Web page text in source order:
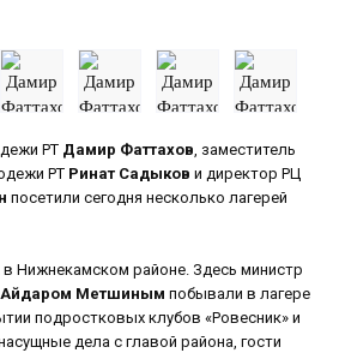
РТ Дамир Фаттахов, заместитель
РТ Ринат Садыков и директор РЦ
посетили сегодня несколько лагерей
Нижнекамском районе. Здесь министр
Айдаром Метшиным побывали в лагере
подростковых клубов «Ровесник» и
дела с главой района, гости